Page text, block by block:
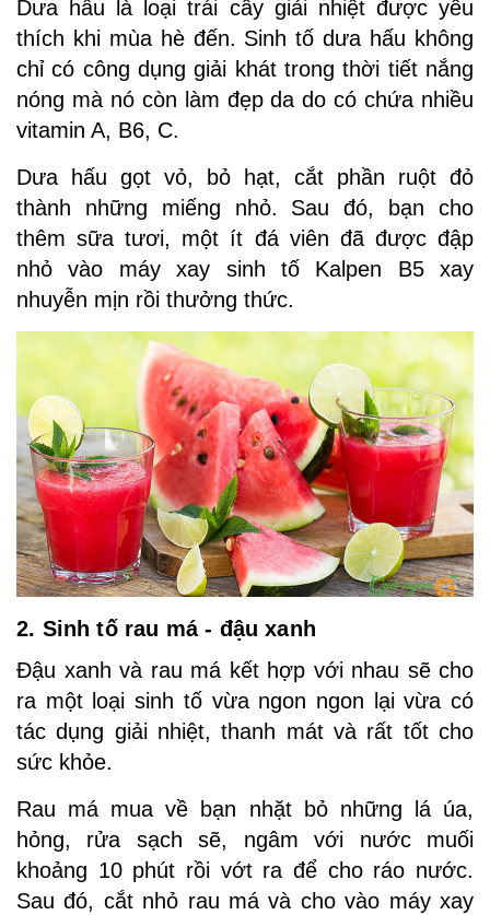
Dưa hấu là loại trái cây giải nhiệt được yêu
thích khi mùa hè đến. Sinh tố dưa hấu không
chỉ có công dụng giải khát trong thời tiết nắng
nóng mà nó còn làm đẹp da do có chứa nhiều
vitamin A, B6, C.
Dưa hấu gọt vỏ, bỏ hạt, cắt phần ruột đỏ
thành những miếng nhỏ. Sau đó, bạn cho
thêm sữa tươi, một ít đá viên đã được đập
nhỏ vào máy xay sinh tố Kalpen B5
xay
nhuyễn mịn rồi thưởng thức.
2. Sinh tố rau má - đậu xanh
Đậu xanh và rau má kết hợp với nhau sẽ cho
ra một loại sinh tố vừa ngon ngon lại vừa có
tác dụng giải nhiệt, thanh mát và rất tốt cho
sức khỏe.
Rau má mua về bạn nhặt bỏ những lá úa,
hỏng, rửa sạch sẽ, ngâm với nước muối
khoảng 10 phút rồi vớt ra để cho ráo nước.
Sau đó, cắt nhỏ rau má và cho vào máy xay